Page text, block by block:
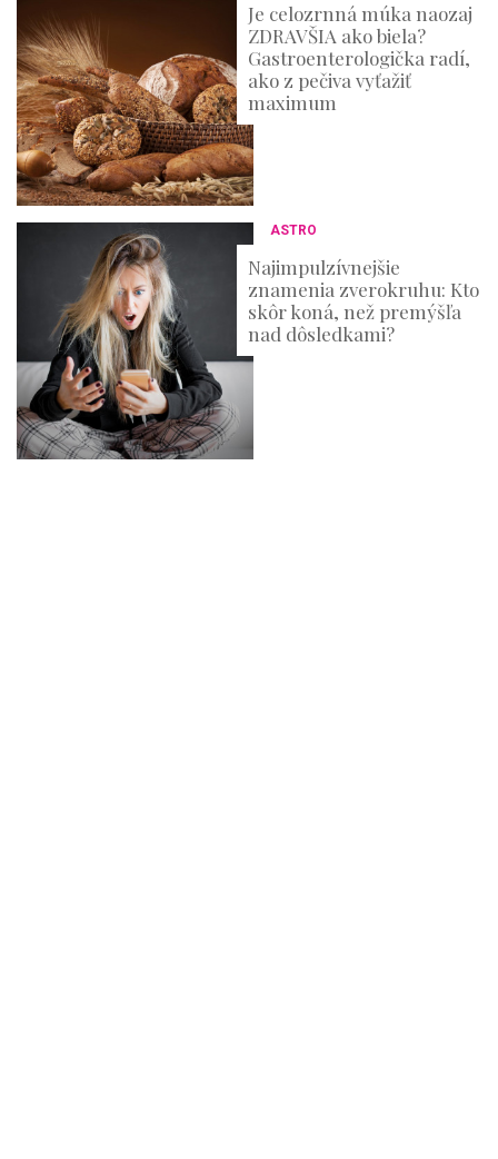
Je celozrnná múka naozaj
ZDRAVŠIA ako biela?
Gastroenterologička radí,
ako z pečiva vyťažiť
maximum
ASTRO
Najimpulzívnejšie
znamenia zverokruhu: Kto
skôr koná, než premýšľa
nad dôsledkami?